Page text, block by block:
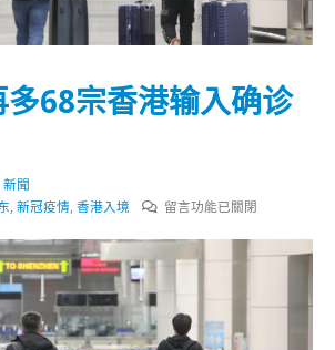
多68宗香港输入确诊
新聞
, 新冠疫情, 香港入境
在
68
宗
留言功能已關閉